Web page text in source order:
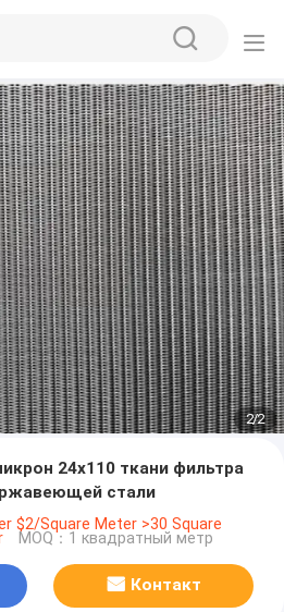
2/2
24x110 ткани фильтра
стали
$2/Square Meter >30 Square
MOQ：1 квадратный метр
Контакт